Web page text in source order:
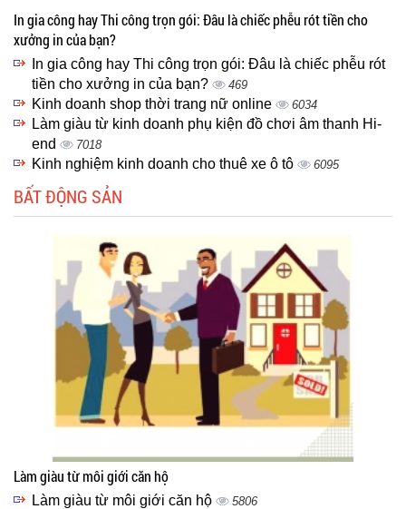
In gia công hay Thi công trọn gói: Đâu là chiếc phễu rót tiền cho
xưởng in của bạn?
In gia công hay Thi công trọn gói: Đâu là chiếc phễu rót
tiền cho xưởng in của bạn?
469
Kinh doanh shop thời trang nữ online 6034
Làm giàu từ kinh doanh phụ kiện đồ chơi âm thanh Hi-
end
7018
Kinh nghiệm kinh doanh cho thuê xe ô tô 6095
BẤT ĐỘNG SẢN
Làm giàu từ môi giới căn hộ
Làm giàu từ môi giới căn hộ 5806